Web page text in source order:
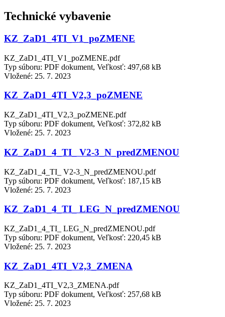
Technické vybavenie
KZ_ZaD1_4TI_V1_poZMENE
KZ_ZaD1_4TI_V1_poZMENE.pdf
Typ súboru: PDF dokument, Veľkosť: 497,68 kB
Vložené: 25. 7. 2023
KZ_ZaD1_4TI_V2,3_poZMENE
KZ_ZaD1_4TI_V2,3_poZMENE.pdf
Typ súboru: PDF dokument, Veľkosť: 372,82 kB
Vložené: 25. 7. 2023
KZ_ZaD1_4_TI_ V2-3_N_predZMENOU
KZ_ZaD1_4_TI_ V2-3_N_predZMENOU.pdf
Typ súboru: PDF dokument, Veľkosť: 187,15 kB
Vložené: 25. 7. 2023
KZ_ZaD1_4_TI_ LEG_N_predZMENOU
KZ_ZaD1_4_TI_ LEG_N_predZMENOU.pdf
Typ súboru: PDF dokument, Veľkosť: 220,45 kB
Vložené: 25. 7. 2023
KZ_ZaD1_4TI_V2,3_ZMENA
KZ_ZaD1_4TI_V2,3_ZMENA.pdf
Typ súboru: PDF dokument, Veľkosť: 257,68 kB
Vložené: 25. 7. 2023